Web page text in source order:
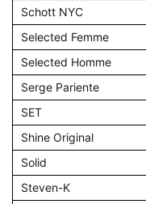
Schott NYC
Selected Femme
Selected Homme
Serge Pariente
SET
Shine Original
Solid
Steven-K